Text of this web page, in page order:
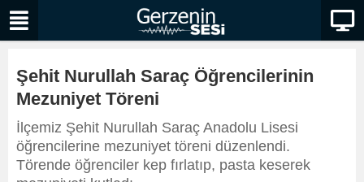
Şehit Nurullah Saraç Öğrencilerinin
Mezuniyet Töreni
İlçemiz Şehit Nurullah Saraç Anadolu Lisesi
öğrencilerine mezuniyet töreni düzenlendi.
Törende öğrenciler kep fırlatıp, pasta keserek